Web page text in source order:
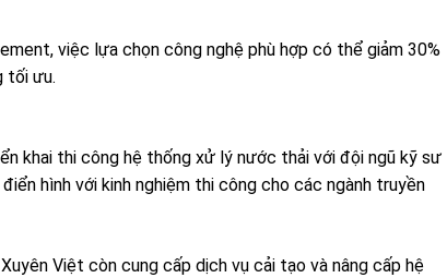
việc lựa chọn công nghệ phù hợp có thể giảm 30%
tối ưu.
khai thi công hệ thống xử lý nước thải với đội ngũ kỹ sư
hình với kinh nghiệm thi công cho các ngành truyền
Việt còn cung cấp dịch vụ cải tạo và nâng cấp hệ